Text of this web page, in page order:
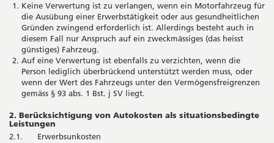
Keine Verwertung ist zu verlangen, wenn ein Motorfahrzeug für
die Ausübung einer Erwerbstätigkeit oder aus gesundheitlichen
Gründen zwingend erforderlich ist. Allerdings besteht auch in
diesem Fall nur Anspruch auf ein zweckmässiges (das heisst
günstiges) Fahrzeug.
Auf eine Verwertung ist ebenfalls zu verzichten, wenn die
Person lediglich überbrückend unterstützt werden muss, oder
wenn der Wert des Fahrzeugs unter den Vermögensfreigrenzen
gemäss § 93 abs. 1 Bst. j SV liegt.
2. Berücksichtigung von Autokosten als situationsbedingte
Leistungen
2.1. Erwerbsunkosten